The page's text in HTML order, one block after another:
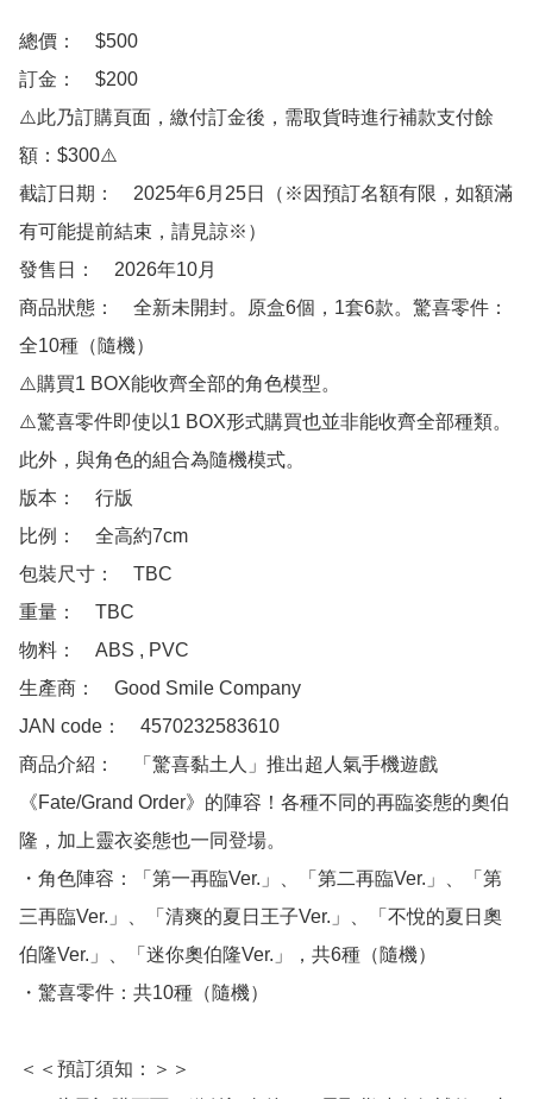
總價：　$500
訂金：　$200
⚠️此乃訂購頁面，繳付訂金後，需取貨時進行補款支付餘
額：$300⚠️
截訂日期：　2025年6月25日（※因預訂名額有限，如額滿
有可能提前結束，請見諒※）
發售日：　2026年10月
商品狀態：　全新未開封。原盒6個，1套6款。驚喜零件：
全10種（隨機）
⚠️購買1 BOX能收齊全部的角色模型。
⚠️驚喜零件即使以1 BOX形式購買也並非能收齊全部種類。
此外，與角色的組合為隨機模式。
版本：　行版
比例：　全高約7cm
包裝尺寸：　TBC
重量：　TBC
物料：　ABS , PVC
生產商：　Good Smile Company
JAN code：　4570232583610
商品介紹：　「驚喜黏土人」推出超人氣手機遊戲
《Fate/Grand Order》的陣容！各種不同的再臨姿態的奧伯
隆，加上靈衣姿態也一同登場。
・角色陣容：「第一再臨Ver.」、「第二再臨Ver.」、「第
三再臨Ver.」、「清爽的夏日王子Ver.」、「不悅的夏日奧
伯隆Ver.」、「迷你奧伯隆Ver.」，共6種（隨機）
・驚喜零件：共10種（隨機）
＜＜預訂須知：＞＞